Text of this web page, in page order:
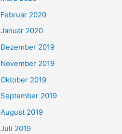
Februar 2020
Januar 2020
Dezember 2019
November 2019
Oktober 2019
September 2019
August 2019
Juli 2019